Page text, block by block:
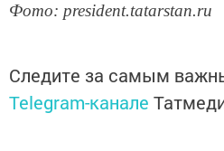
Фото: president.tatarstan.ru
Следите за самым
Telegram-канале